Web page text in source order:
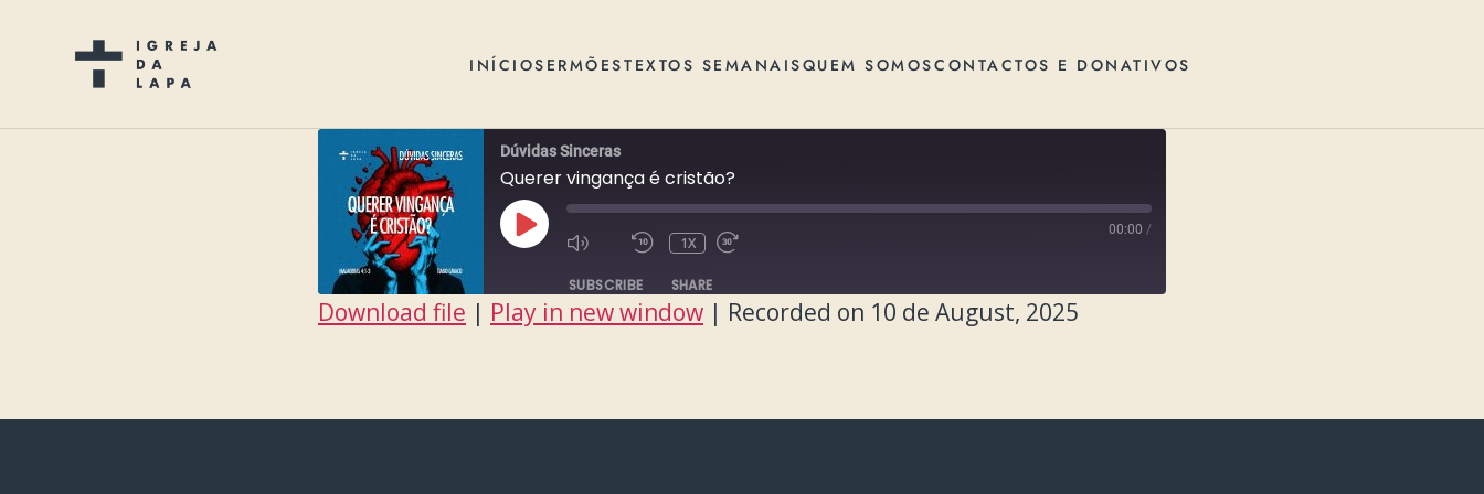
INÍCIOSERMÕESTEXTOS SEMANAISQUEM SOMOSCONTACTOS E DONATIVOS
Dúvidas Sinceras
Querer vingança é cristão?
PLAY
EPISODE
1X
00:00 /
SUBSCRIBE SHARE
Download file | Play in new window | Recorded on 10 de August, 2025